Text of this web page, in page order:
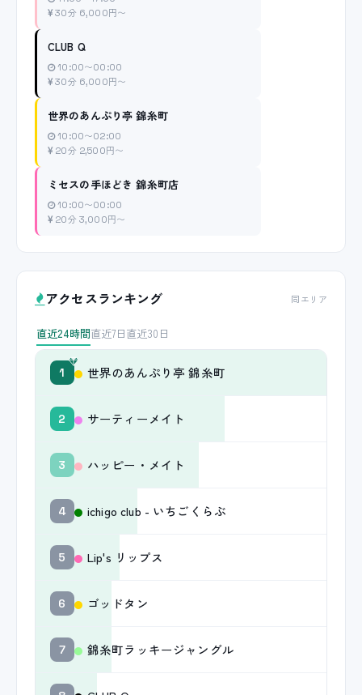
30分 6,000円〜
CLUB Q
10:00〜00:00
30分 6,000円〜
世界のあんぷり亭 錦糸町
10:00〜02:00
20分 2,500円〜
ミセスの手ほどき 錦糸町店
10:00〜00:00
20分 3,000円〜
アクセスランキング 同エリア
直近24時間直近7日直近30日
1 世界のあんぷり亭 錦糸町
2 サーティーメイト
3 ハッピー・メイト
4 ichigo club - いちごくらぶ
5 Lip's リップス
6 ゴッドタン
7 錦糸町ラッキージャングル